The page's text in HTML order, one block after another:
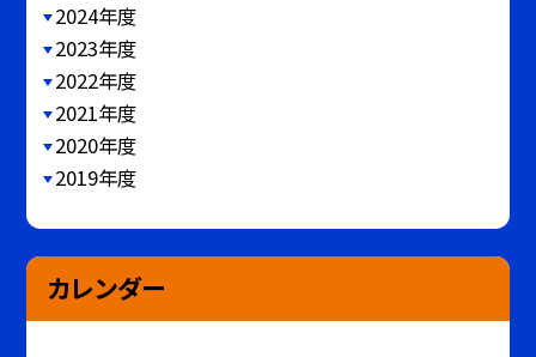
2024年度
2023年度
2022年度
2021年度
2020年度
2019年度
カレンダー